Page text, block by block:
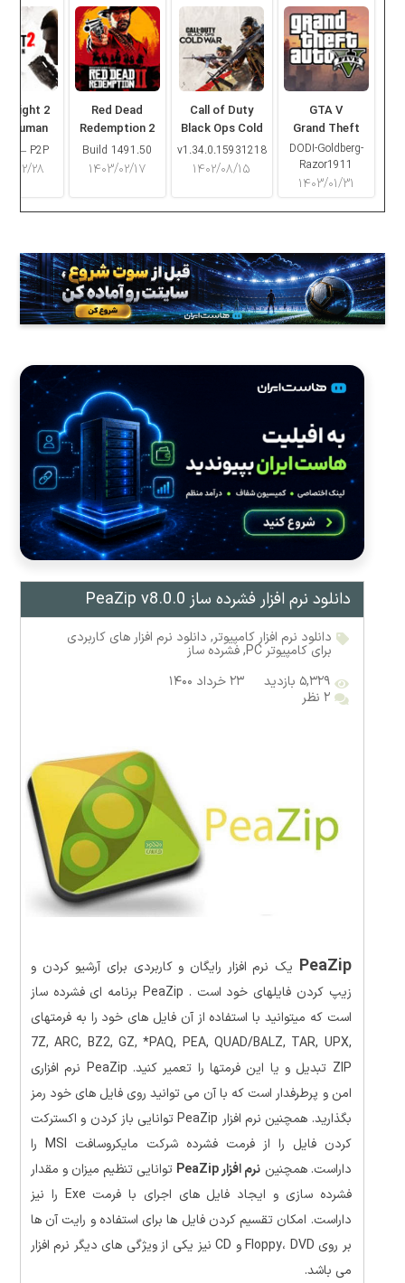
GTA V
Grand Theft
Auto V
DODI-Goldberg-
Razor1911
۱۴۰۳/۰۱/۳۱
Call of Duty
Black Ops Cold
War
v1.34.0.15931218
۱۴۰۲/۰۸/۱۵
Red Dead
Redemption 2
Build 1491.50
۱۴۰۳/۰۲/۱۷
Light 2
Human
– P2P
۱۴۰۳/
دانلود نرم افزار فشرده ساز PeaZip v8.0.0
دانلود نرم افزار کامپیوتر, دانلود نرم افزار های کاربردی
برای کامپیوتر PC ,فشرده ساز
۵,۳۲۹ بازدید
۲۳ خرداد ۱۴۰۰
۲ نظر
PeaZip یک نرم افزار رایگان و کاربردی برای آرشیو کردن و
زیپ کردن فایلهای خود است . PeaZip برنامه ای فشرده ساز
است که میتوانید با استفاده از آن فایل های خود را به فرمتهای
7Z, ARC, BZ2, GZ, *PAQ, PEA, QUAD/BALZ, TAR, UPX,
ZIP تبدیل و یا این فرمتها را تعمیر کنید. PeaZip نرم افزاری
امن و پرطرفدار است که با آن می توانید روی فایل های خود رمز
بگذارید. همچنین نرم افزار PeaZip توانایی باز کردن و اکسترکت
کردن فایل را از فرمت فشرده شرکت مایکروسافت MSI را
داراست. همچنین نرم افزار PeaZip
توانایی تنظیم میزان و مقدار
فشرده سازی و ایجاد فایل های اجرای با فرمت Exe را نیز
داراست. امکان تقسیم کردن فایل ها برای استفاده و رایت آن ها
بر روی Floppy، DVD و CD نیز یکی از ویژگی های دیگر نرم افزار
می باشد.